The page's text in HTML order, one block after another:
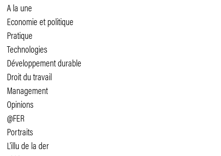
A la une
Economie et politique
Pratique
Technologies
Développement durable
Droit du travail
Management
Opinions
@FER
Portraits
L'illu de la der